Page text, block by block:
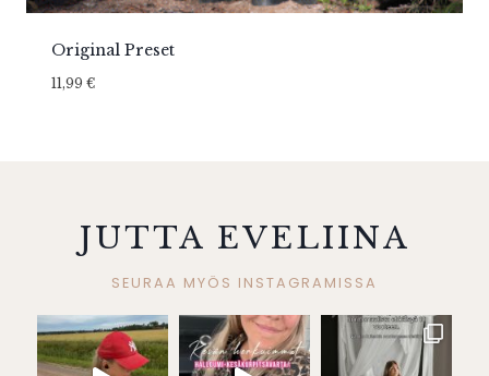
Original Preset
11,99 €
JUTTA EVELIINA
SEURAA MYÖS INSTAGRAMISSA